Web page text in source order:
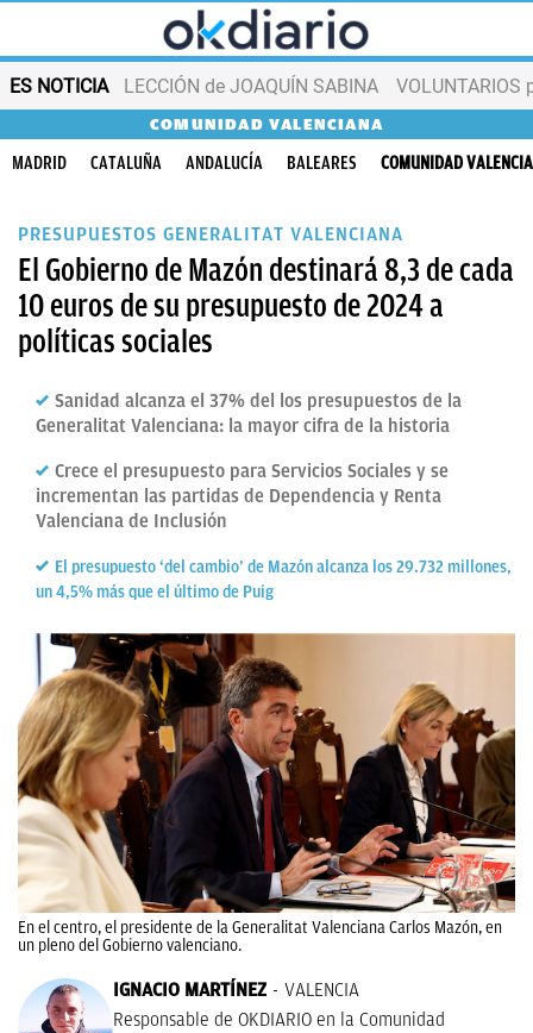
ES NOTICIA LECCIÓN de JOAQUÍN SABINA VOLUNTARIOS
COMUNIDAD VALENCIANA
MADRID CATALUÑA ANDALUCÍA BALEARES COMUNIDAD
PRESUPUESTOS GENERALITAT VALENCIANA
El Gobierno de Mazón destinará 8,3 de cada
10 euros de su presupuesto de 2024 a
políticas sociales
Sanidad alcanza el 37% del los presupuestos de la
Generalitat Valenciana: la mayor cifra de la historia
Crece el presupuesto para Servicios Sociales y se
incrementan las partidas de Dependencia y Renta
Valenciana de Inclusión
El presupuesto ‘del cambio’ de Mazón alcanza los 29.732 millones,
un 4,5% más que el último de Puig
En el centro, el presidente de la Generalitat Valenciana Carlos Mazón, en
un pleno del Gobierno valenciano.
IGNACIO MARTÍNEZ
VALENCIA
Responsable de OKDIARIO en la Comunidad